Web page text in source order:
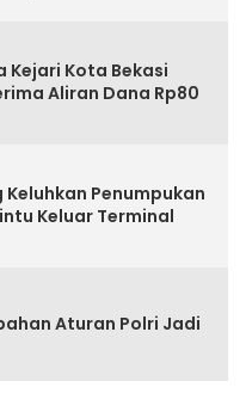
Kejari Kota Bekasi
Aliran Dana Rp80
Penumpukan
Keluar Terminal
Aturan Polri Jadi